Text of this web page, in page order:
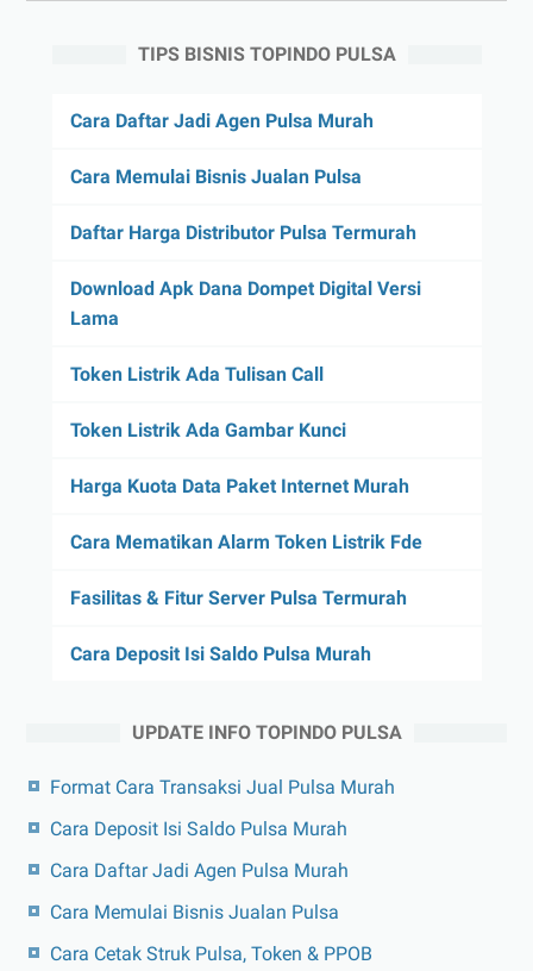
TIPS BISNIS TOPINDO PULSA
Cara Daftar Jadi Agen Pulsa Murah
Cara Memulai Bisnis Jualan Pulsa
Daftar Harga Distributor Pulsa Termurah
Download Apk Dana Dompet Digital Versi
Lama
Token Listrik Ada Tulisan Call
Token Listrik Ada Gambar Kunci
Harga Kuota Data Paket Internet Murah
Cara Mematikan Alarm Token Listrik Fde
Fasilitas & Fitur Server Pulsa Termurah
Cara Deposit Isi Saldo Pulsa Murah
UPDATE INFO TOPINDO PULSA
Format Cara Transaksi Jual Pulsa Murah
Cara Deposit Isi Saldo Pulsa Murah
Cara Daftar Jadi Agen Pulsa Murah
Cara Memulai Bisnis Jualan Pulsa
Cara Cetak Struk Pulsa, Token & PPOB